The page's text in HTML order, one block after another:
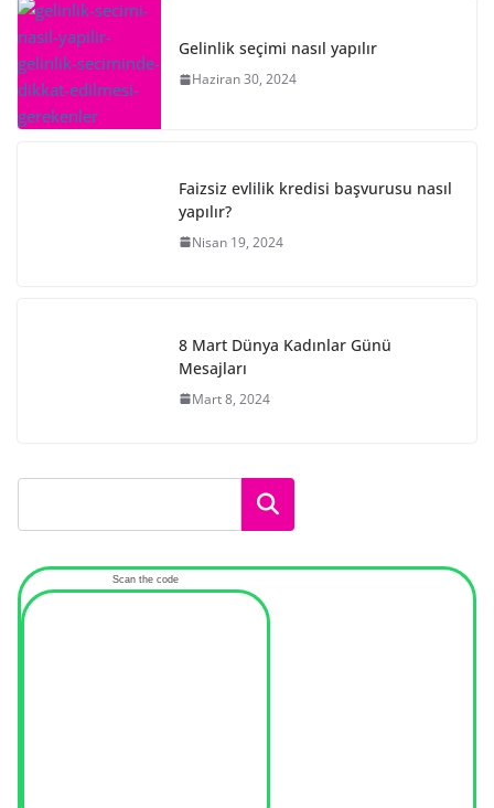
Gelinlik seçimi nasıl yapılır
Haziran 30, 2024
Faizsiz evlilik kredisi başvurusu nasıl
yapılır?
Nisan 19, 2024
8 Mart Dünya Kadınlar Günü
Mesajları
Mart 8, 2024
Ara
Scan the code